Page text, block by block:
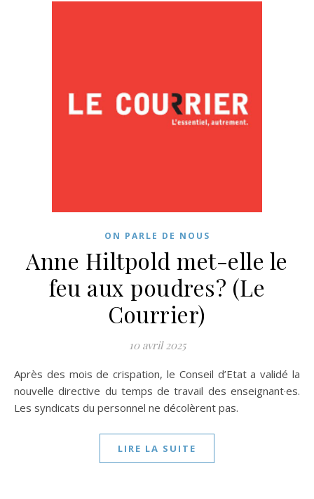
ON PARLE DE NOUS
Anne Hiltpold met-elle le
feu aux poudres? (Le
Courrier)
10 avril 2025
Après des mois de crispation, le Conseil d’Etat a validé la
nouvelle directive du temps de travail des enseignant·es.
Les syndicats du personnel ne décolèrent pas.
LIRE LA SUITE